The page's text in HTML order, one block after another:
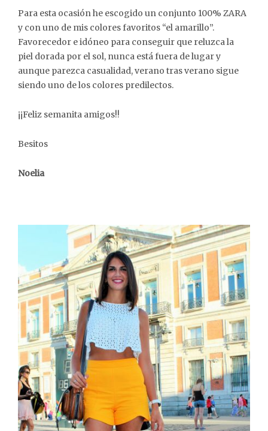
Para esta ocasión he escogido un conjunto 100% ZARA
y con uno de mis colores favoritos “el amarillo”.
Favorecedor e idóneo para conseguir que reluzca la
piel dorada por el sol, nunca está fuera de lugar y
aunque parezca casualidad, verano tras verano sigue
siendo uno de los colores predilectos.
¡¡Feliz semanita amigos!!
Besitos
Noelia